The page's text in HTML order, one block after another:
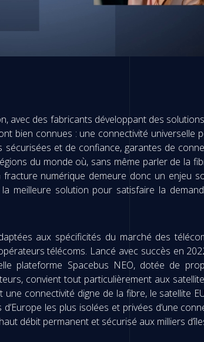
avec des fabricants développant des
bien connues : une connectivité universelle
et de confiance, garantes de
du monde où, sans même parler de la
numérique demeure donc un enjeu
meilleure solution pour satisfaire la
aux spécificités du marché des
télécoms. Lancé avec succès en
plateforme Spacebus NEO, dotée de
convient tout particulièrement aux
connectivité digne de la fibre, le satellite
les plus isolées et privées d’une
débit permanent et sécurisé aux milliers